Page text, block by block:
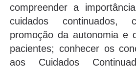
compreender a
cuidados continuados,
promoção da autonomia e
pacientes; conhecer os
aos Cuidados